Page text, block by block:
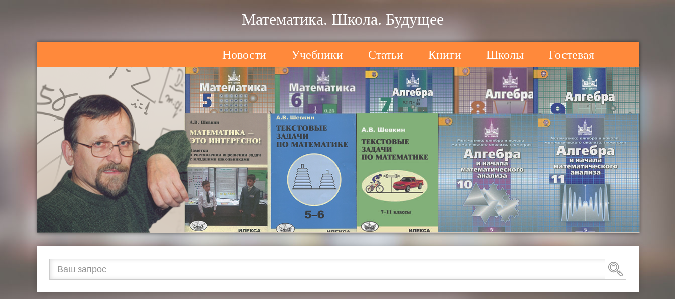
Математика. Школа. Будущее
Новости Учебники Статьи Книги Школы Гостевая